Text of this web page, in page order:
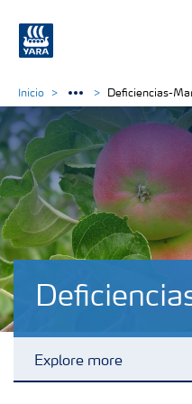
Explore more
Inicio Deficiencias-